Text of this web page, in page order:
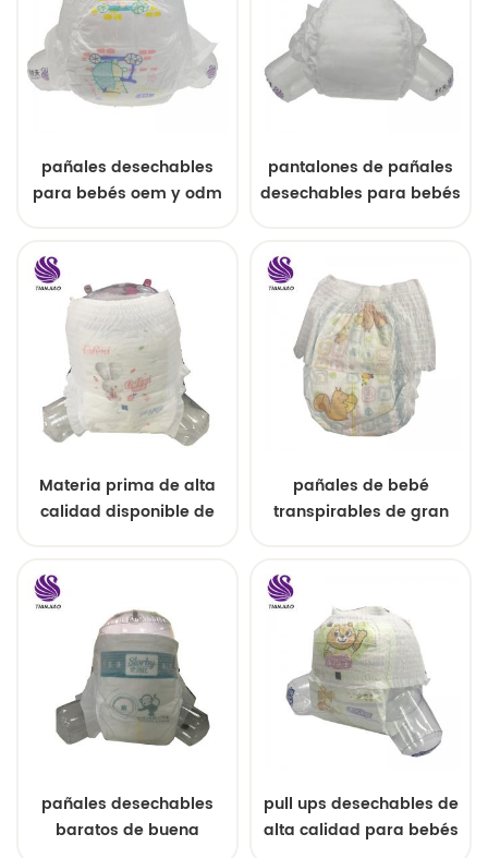
pañales desechables
para bebés oem y odm
pantalones de pañales
desechables para bebés
Materia prima de alta
calidad disponible de
pañales de bebé
transpirables de gran
pañales desechables
baratos de buena
pull ups desechables de
alta calidad para bebés